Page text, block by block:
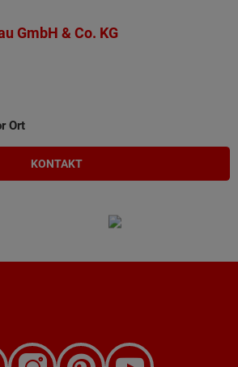
GmbH & Co. KG
Ort
KONTAKT